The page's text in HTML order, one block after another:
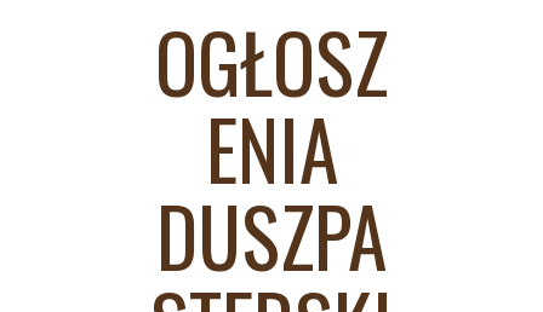
OGŁOSZ
ENIA
DUSZPA